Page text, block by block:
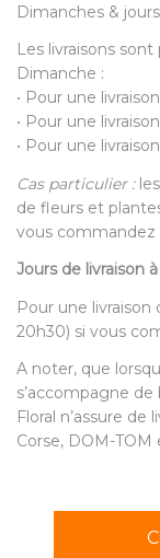
Dimanches &
Les livraisons
Dimanche :
• Pour une
• Pour une
• Pour une
Cas particulier :les
de fleurs et
vous commandez
Jours de livraison
Pour une
20h30) si vous
A noter, que
s’accompagne
Floral n’assure
Corse, DOM-TOM